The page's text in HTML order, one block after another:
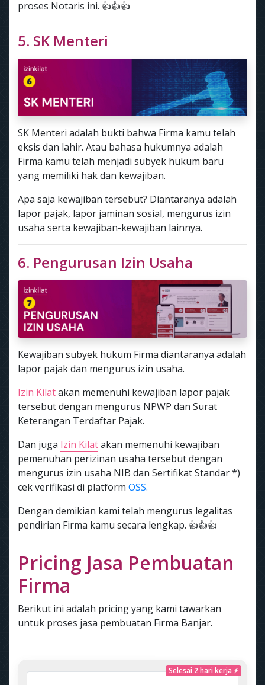
proses Notaris ini. 👍👍👍
5. SK Menteri
SK Menteri adalah bukti bahwa Firma kamu telah
eksis dan lahir. Atau bahasa hukumnya adalah
Firma kamu telah menjadi subyek hukum baru
yang memiliki hak dan kewajiban.
Apa saja kewajiban tersebut? Diantaranya adalah
lapor pajak, lapor jaminan sosial, mengurus izin
usaha serta kewajiban-kewajiban lainnya.
6. Pengurusan Izin Usaha
Kewajiban subyek hukum Firma diantaranya adalah
lapor pajak dan mengurus izin usaha.
Izin Kilatakan memenuhi kewajiban lapor pajak
tersebut dengan mengurus NPWP dan Surat
Keterangan Terdaftar Pajak.
Dan juga Izin Kilatakan memenuhi kewajiban
pemenuhan perizinan usaha tersebut dengan
mengurus izin usaha NIB dan Sertifikat Standar *)
cek verifikasi di platform OSS.
Dengan demikian kami telah mengurus legalitas
pendirian Firma kamu secara lengkap. 👍👍👍
Pricing Jasa Pembuatan
Firma
Berikut ini adalah pricing yang kami tawarkan
untuk proses jasa pembuatan Firma Banjar.
Selesai 2 hari kerja ⚡